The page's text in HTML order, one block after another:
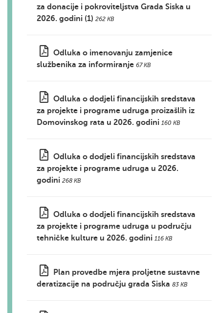
za donacije i pokroviteljstva Grada Siska u
2026. godini (1) 262 KB
Odluka o imenovanju zamjenice
službenika za informiranje 67 KB
Odluka o dodjeli financijskih sredstava
za projekte i programe udruga proizašlih iz
Domovinskog rata u 2026. godini 160 KB
Odluka o dodjeli financijskih sredstava
za projekte i programe udruga u 2026.
godini 268 KB
Odluka o dodjeli financijskih sredstava
za projekte i programe udruga u području
tehničke kulture u 2026. godini 116 KB
Plan provedbe mjera proljetne sustavne
deratizacije na području grada Siska 83 KB